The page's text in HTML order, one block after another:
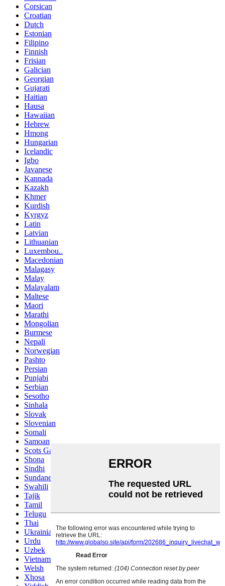
Corsican
Croatian
Dutch
Estonian
Filipino
Finnish
Frisian
Galician
Georgian
Gujarati
Haitian
Hausa
Hawaiian
Hebrew
Hmong
Hungarian
Icelandic
Igbo
Javanese
Kannada
Kazakh
Khmer
Kurdish
Kyrgyz
Latin
Latvian
Lithuanian
Luxembou..
Macedonian
Malagasy
Malay
Malayalam
Maltese
Maori
Marathi
Mongolian
Burmese
Nepali
Norwegian
Pashto
Persian
Punjabi
Serbian
Sesotho
Sinhala
Slovak
Slovenian
Somali
Samoan
Scots Gaelic
Shona
Sindhi
Sundanese
Swahili
Tajik
Tamil
Telugu
Thai
Ukrainian
Urdu
Uzbek
Vietnamese
Welsh
Xhosa